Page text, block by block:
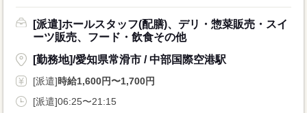
[派遣]ホールスタッフ(配膳)、デリ・惣菜販売・スイ
ーツ販売、フード・飲食その他
[勤務地]/愛知県常滑市 / 中部国際空港駅
[派遣]時給1,600円〜1,700円
[派遣]06:25〜21:15